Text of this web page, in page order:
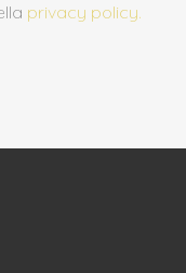
privacy policy.